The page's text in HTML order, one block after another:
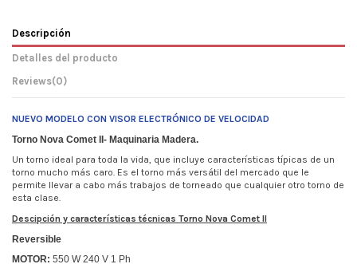
Descripción
Detalles del producto
Reviews(0)
NUEVO MODELO CON VISOR ELECTRÓNICO DE VELOCIDAD
Torno Nova Comet II- Maquinaria Madera.
Un torno ideal para toda la vida, que incluye características típicas de un
torno mucho más caro. Es el torno más versátil del mercado que le
permite llevar a cabo más trabajos de torneado que cualquier otro torno de
esta clase.
Descipción y características técnicas Torno Nova Comet II
Reversible
MOTOR: 550 W 240 V 1 Ph